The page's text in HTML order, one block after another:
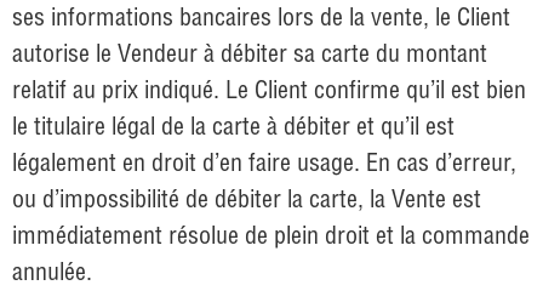
ses informations bancaires lors de la vente, le Client
autorise le Vendeur à débiter sa carte du montant
relatif au prix indiqué. Le Client confirme qu’il est bien
le titulaire légal de la carte à débiter et qu’il est
légalement en droit d’en faire usage. En cas d’erreur,
ou d’impossibilité de débiter la carte, la Vente est
immédiatement résolue de plein droit et la commande
annulée.